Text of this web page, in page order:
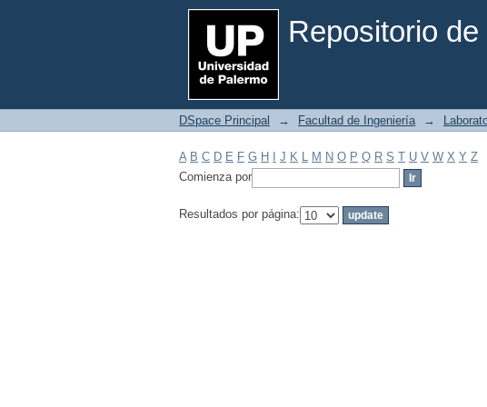
Repositorio
Filtrar por: Materia
DSpace Principal → Facultad de Ingeniería →
A B C D E F G H J K L M N O P Q R S T U V W X Y Z
Comienza por
Resultados por página: